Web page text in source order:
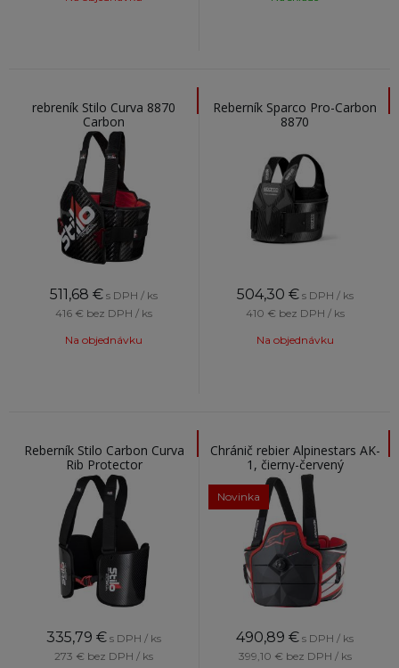
rebreník Stilo Curva 8870
Carbon
511,68 € s DPH / ks
416 € bez DPH / ks
Na objednávku
Reberník Sparco Pro-Carbon
8870
504,30 € s DPH / ks
410 € bez DPH / ks
Na objednávku
Reberník Stilo Carbon Curva
Rib Protector
335,79 € s DPH / ks
273 € bez DPH / ks
Chránič rebier Alpinestars AK-
1, čierny-červený
Novinka
490,89 € s DPH / ks
399,10 € bez DPH / ks